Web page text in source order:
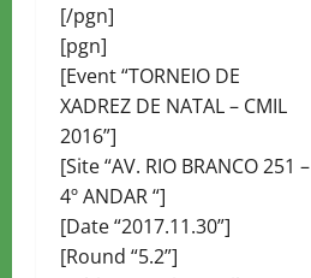
[/pgn]
[pgn]
[Event “TORNEIO DE
XADREZ DE NATAL – CMIL
2016”]
[Site “AV. RIO BRANCO 251 –
4º ANDAR “]
[Date “2017.11.30”]
[Round “5.2”]